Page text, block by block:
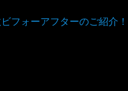
フォーアフターのご紹介！